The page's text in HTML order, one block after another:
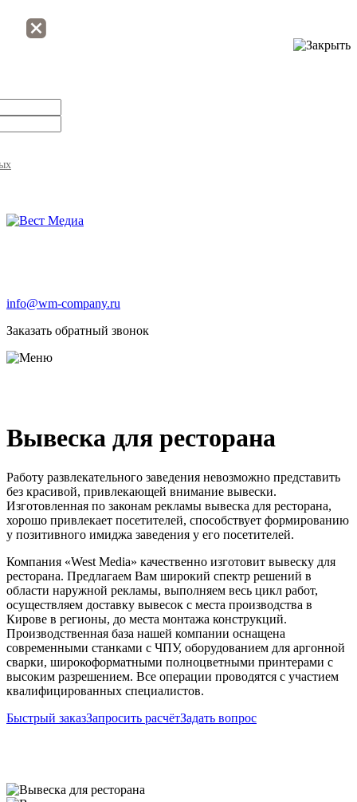
info@wm-company.ru
Заказать обратный звонок
Вывеска для ресторана
Работу развлекательного заведения невозможно представить
без красивой, привлекающей внимание вывески.
Изготовленная по законам рекламы вывеска для ресторана,
хорошо привлекает посетителей, способствует формированию
у позитивного имиджа заведения у его посетителей.
Компания «West Media» качественно изготовит вывеску для
ресторана. Предлагаем Вам широкий спектр решений в
области наружной рекламы, выполняем весь цикл работ,
осуществляем доставку вывесок с места производства в
Кирове в регионы, до места монтажа конструкций.
Производственная база нашей компании оснащена
современными станками с ЧПУ, оборудованием для аргонной
сварки, широкоформатными полноцветными принтерами с
высоким разрешением. Все операции проводятся с участием
квалифицированных специалистов.
Быстрый заказЗапросить расчётЗадать вопрос